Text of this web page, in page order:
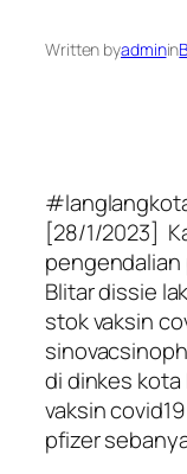
Written byadminin
[28/1/2023]
Blitar dissie
stok vaksin
di dinkes
vaksin
pfizer